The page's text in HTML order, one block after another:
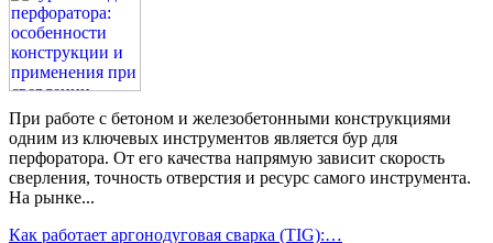
При работе с бетоном и железобетонными конструкциями
одним из ключевых инструментов является бур для
перфоратора. От его качества напрямую зависит скорость
сверления, точность отверстия и ресурс самого инструмента.
На рынке...
Как работает аргонодуговая сварка (TIG):…